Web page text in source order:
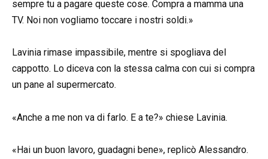
sempre tu a pagare queste cose. Compra a mamma una
TV. Noi non vogliamo toccare i nostri soldi.»
Lavinia rimase impassibile, mentre si spogliava del
cappotto. Lo diceva con la stessa calma con cui si compra
un pane al supermercato.
«Anche a me non va di farlo. E a te?» chiese Lavinia.
«Hai un buon lavoro, guadagni bene», replicò Alessandro.